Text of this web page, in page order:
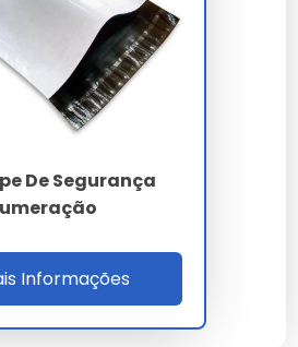
De Segurança
Informações